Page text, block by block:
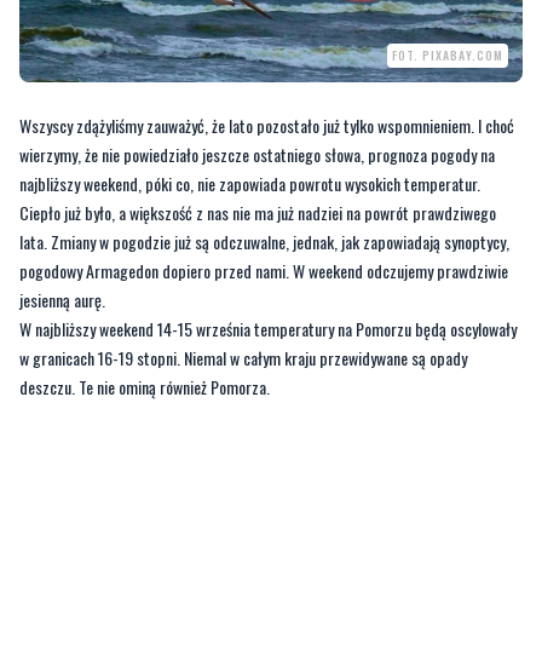
FOT. PIXABAY.COM
Wszyscy zdążyliśmy zauważyć, że lato pozostało już tylko wspomnieniem. I choć
wierzymy, że nie powiedziało jeszcze ostatniego słowa, prognoza pogody na
najbliższy weekend, póki co, nie zapowiada powrotu wysokich temperatur.
Ciepło już było, a większość z nas nie ma już nadziei na powrót prawdziwego
lata. Zmiany w pogodzie już są odczuwalne, jednak, jak zapowiadają synoptycy,
pogodowy Armagedon dopiero przed nami. W weekend odczujemy prawdziwie
jesienną aurę.
W najbliższy weekend 14-15 września temperatury na Pomorzu będą oscylowały
w granicach 16-19 stopni. Niemal w całym kraju przewidywane są opady
deszczu. Te nie ominą również Pomorza.